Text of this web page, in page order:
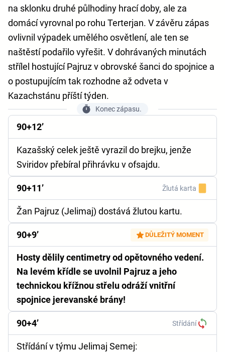
na sklonku druhé půlhodiny hrací doby, ale za
domácí vyrovnal po rohu Terterjan. V závěru zápas
ovlivnil výpadek umělého osvětlení, ale ten se
naštěstí podařilo vyřešit. V dohrávaných minutách
střílel hostující Pajruz v obrovské šanci do spojnice a
o postupujícím tak rozhodne až odveta v
Kazachstánu příští týden.
Konec zápasu.
90+12’
Kazašský celek ještě vyrazil do brejku, jenže
Sviridov přebíral přihrávku v ofsajdu.
90+11’ Žlutá karta
Žan Pajruz (Jelimaj) dostává žlutou kartu.
90+9’ DŮLEŽITÝ MOMENT
Hosty dělily centimetry od opětovného vedení.
Na levém křídle se uvolnil Pajruz a jeho
technickou křížnou střelu odráží vnitřní
spojnice jerevanské brány!
90+4’ Střídání
Střídání v týmu Jelimaj Semej: